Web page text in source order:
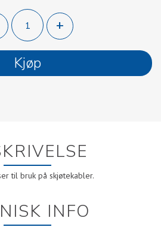
+
Kjøp
til bruk på skjøtekabler.
INFO